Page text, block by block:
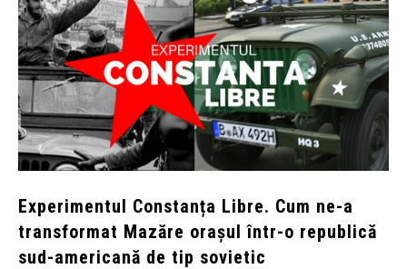
Experimentul Constanța Libre. Cum ne-a
transformat Mazăre orașul într-o republică
sud-americană de tip sovietic